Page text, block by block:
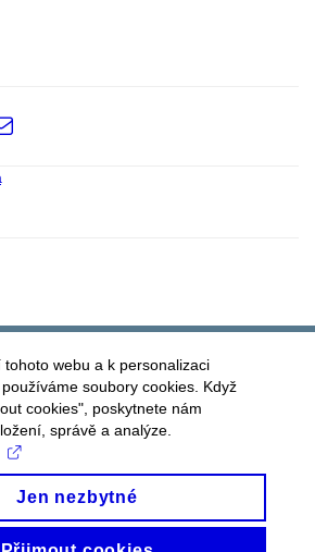
e-
tohoto webu a k personalizaci
soubory cookies. Když
cookies", poskytnete nám
správě a analýze.
Jen nezbytné